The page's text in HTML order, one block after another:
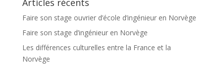
Faire son stage ouvrier d’école d’ingénieur en Norvège
Faire son stage d’ingénieur en Norvège
Les différences culturelles entre la France et la
Norvège